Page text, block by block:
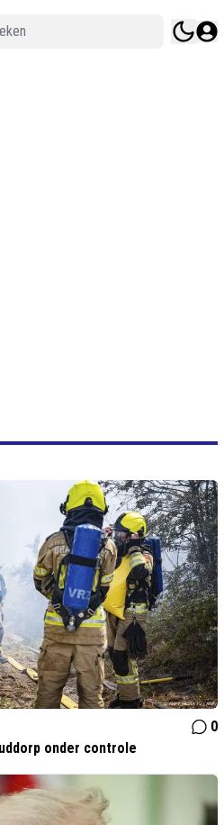
0
onder controle